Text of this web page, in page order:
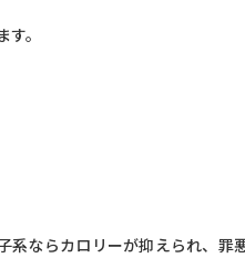
。
ならカロリーが抑えられ、罪